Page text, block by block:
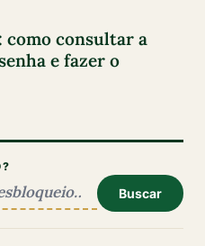
como consultar a
e fazer o
Buscar